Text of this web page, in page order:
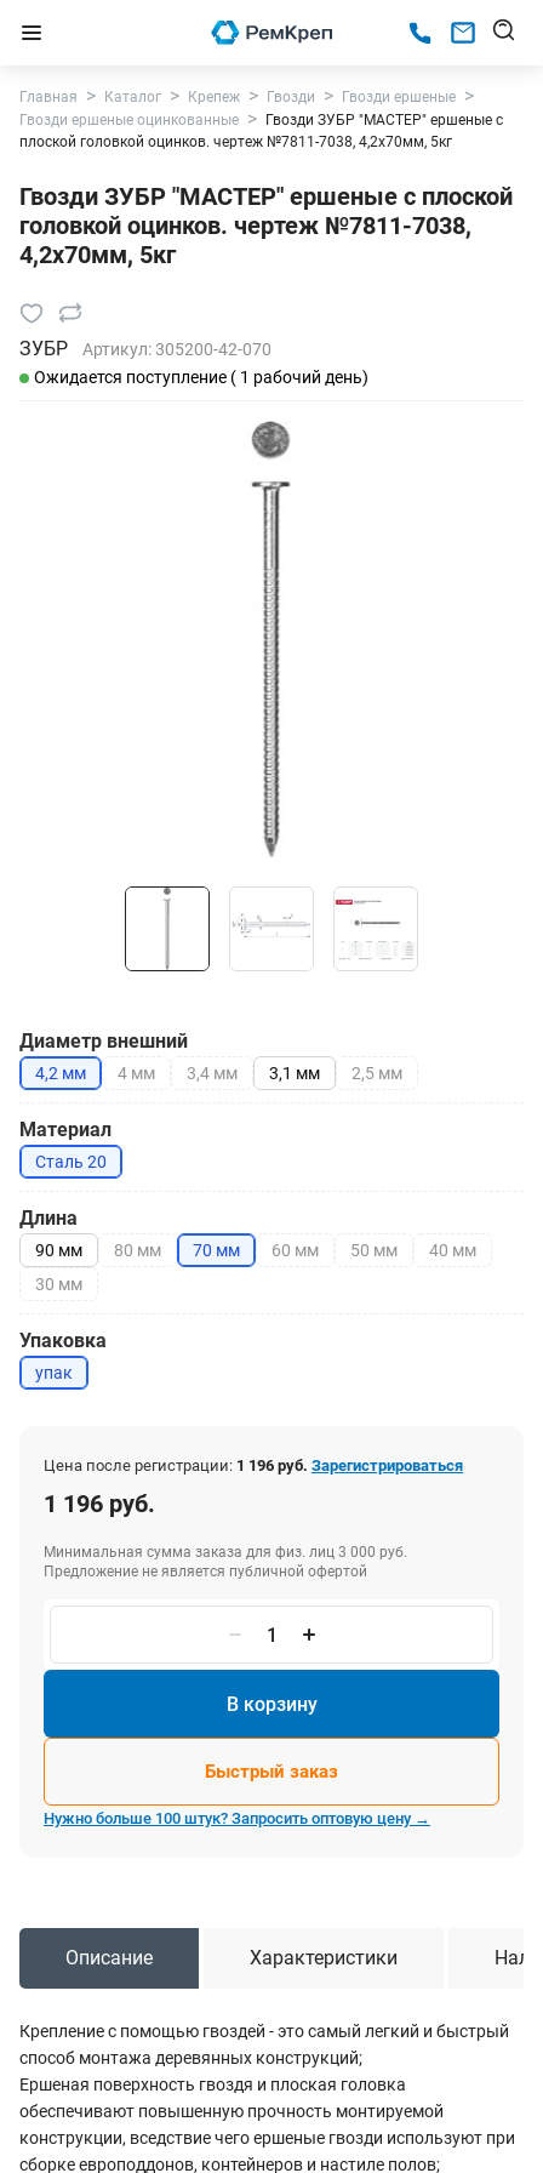
Главная Каталог Крепеж Гвозди
Гвозди ершеные
Гвозди ершеные оцинкованные
Гвозди ЗУБР "МАСТЕР" ершеные с
плоской головкой оцинков. чертеж №7811-7038, 4,2х70мм, 5кг
Гвозди ЗУБР "МАСТЕР" ершеные с плоской
головкой оцинков. чертеж №7811-7038,
4,2х70мм, 5кг
ЗУБР Артикул:305200-42-070
Ожидается поступление ( 1 рабочий день)
Диаметр внешний
4,2 мм 4 мм 3,4 мм 3,1 мм 2,5 мм
Материал
Сталь 20
Длина
90 мм 80 мм 70 мм 60 мм 50 мм
40 мм
30 мм
Упаковка
упак
Цена после регистрации: 1 196 руб. Зарегистрироваться
1 196 руб.
Минимальная сумма заказа для физ. лиц 3 000 руб.
Предложение не является публичной офертой
В корзину
Быстрый заказ
Нужно больше 100 штук? Запросить оптовую цену →
Описание Характеристики
Крепление с помощью гвоздей - это самый легкий и быстрый
способ монтажа деревянных конструкций;
Ершеная поверхность гвоздя и плоская головка
обеспечивают повышенную прочность монтируемой
конструкции, вседствие чего ершеные гвозди используют при
сборке европоддонов, контейнеров и настиле полов;